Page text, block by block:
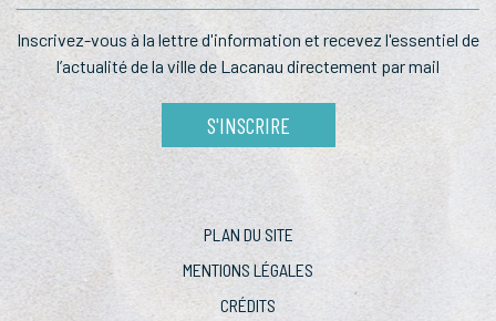
Inscrivez-vous à la lettred'information et recevez l'essentiel de
l’actualité de la ville de Lacanau directement par mail
S'INSCRIRE
PLAN DU SITE
MENTIONS LÉGALES
CRÉDITS